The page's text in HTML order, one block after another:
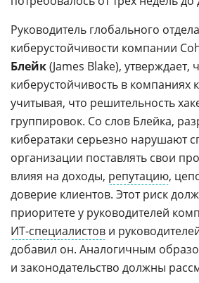
Руководитель глобального
киберустойчивости компании
Блейк(James Blake), утверждает,
киберустойчивость в компаниях
учитывая, что решительность
группировок. Со слов Блейка,
кибератаки серьезно нарушают
организации поставлять свои
влияя на доходы, репутацию,
доверие клиентов. Этот риск
приоритете у руководителей
ИТ-специалистов и
добавил он. Аналогичным
и законодательство должны